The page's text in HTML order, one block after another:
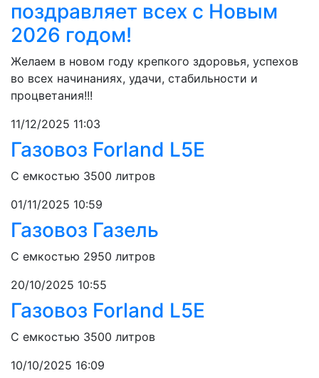
поздравляет всех с Новым
2026 годом!
Желаем в новом году крепкого здоровья, успехов
во всех начинаниях, удачи, стабильности и
процветания!!!
11/12/2025 11:03
Газовоз Forland L5E
C емкостью 3500 литров
01/11/2025 10:59
Газовоз Газель
C емкостью 2950 литров
20/10/2025 10:55
Газовоз Forland L5E
C емкостью 3500 литров
10/10/2025 16:09